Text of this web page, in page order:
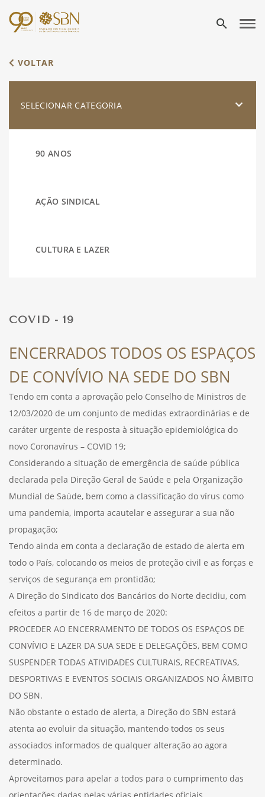
search
VOLTAR
SELECIONAR CATEGORIA
90 ANOS
AÇÃO SINDICAL
CULTURA E LAZER
FÉRIAS
SAÚDE
COVID - 19
ENCERRADOS TODOS OS ESPAÇOS
DE CONVÍVIO NA SEDE DO SBN
Tendo em conta a aprovação pelo Conselho de Ministros de
12/03/2020 de um conjunto de medidas extraordinárias e de
caráter urgente de resposta à situação epidemiológica do
novo Coronavírus – COVID 19;
Considerando a situação de emergência de saúde pública
declarada pela Direção Geral de Saúde e pela Organização
Mundial de Saúde, bem como a classificação do vírus como
uma pandemia, importa acautelar e assegurar a sua não
propagação;
Tendo ainda em conta a declaração de estado de alerta em
todo o País, colocando os meios de proteção civil e as forças e
serviços de segurança em prontidão;
A Direção do Sindicato dos Bancários do Norte decidiu, com
efeitos a partir de 16 de março de 2020:
PROCEDER AO ENCERRAMENTO DE TODOS OS ESPAÇOS DE
CONVÍVIO E LAZER DA SUA SEDE E DELEGAÇÕES, BEM COMO
SUSPENDER TODAS ATIVIDADES CULTURAIS, RECREATIVAS,
DESPORTIVAS E EVENTOS SOCIAIS ORGANIZADOS NO ÂMBITO
DO SBN.
Não obstante o estado de alerta, a Direção do SBN estará
atenta ao evoluir da situação, mantendo todos os seus
associados informados de qualquer alteração ao agora
determinado.
Aproveitamos para apelar a todos para o cumprimento das